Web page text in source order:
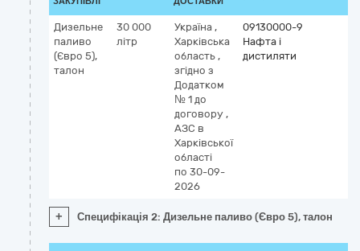
Дизельне
паливо
(Євро 5),
талон
30 000
літр
Україна ,
Харківська
область ,
згідно з
Додатком
№ 1 до
договору ,
АЗС в
Харківської
області
по 30-09-
2026
09130000-9
Нафта і
дистиляти
+ Специфікація 2: Дизельне паливо (Євро 5), талон